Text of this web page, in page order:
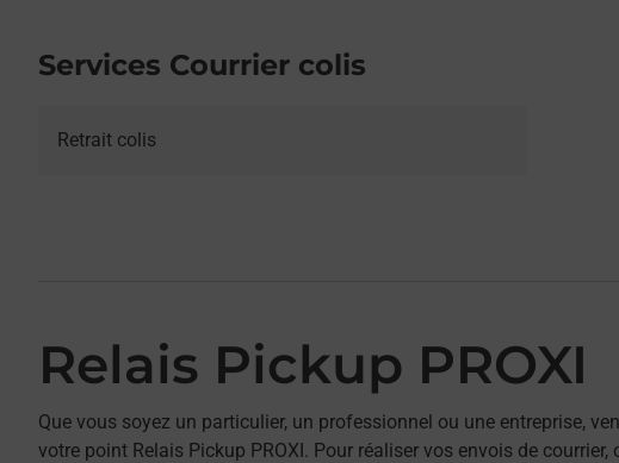
Services Courrier colis
Retrait colis
Relais Pickup PROXI
Que vous soyez un particulier, un professionnel ou une entreprise,
votre point Relais Pickup PROXI. Pour réaliser vos envois de